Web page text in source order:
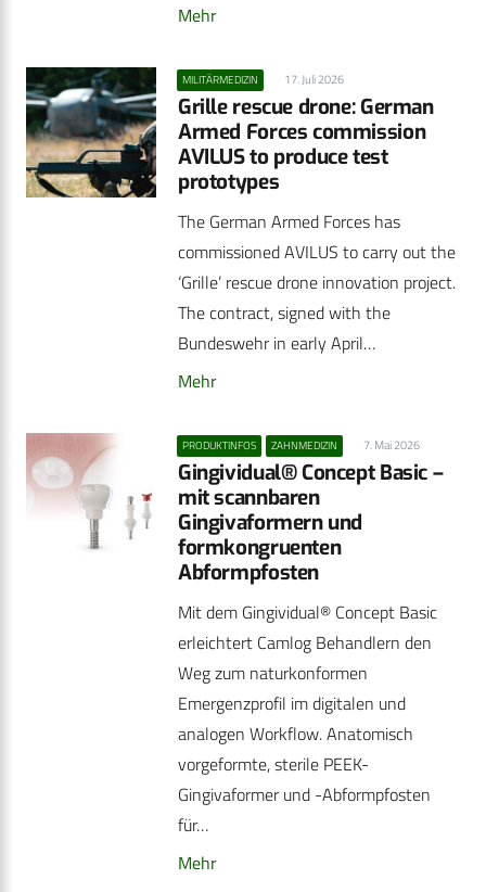
Mehr
MILITÄRMEDIZIN 17. Juli 2026
Grille rescue drone: German
Armed Forces commission
AVILUS to produce test
prototypes
The German Armed Forces has
commissioned AVILUS to carry out the
‘Grille’ rescue drone innovation project.
The contract, signed with the
Bundeswehr in early April…
Mehr
PRODUKTINFOS ZAHNMEDIZIN 7. Mai 2026
Gingividual® Concept Basic –
mit scannbaren
Gingivaformern und
formkongruenten
Abformpfosten
Mit dem Gingividual® Concept Basic
erleichtert Camlog Behandlern den
Weg zum naturkonformen
Emergenzprofil im digitalen und
analogen Workflow. Anatomisch
vorgeformte, sterile PEEK-
Gingivaformer und -Abformpfosten
für…
Mehr